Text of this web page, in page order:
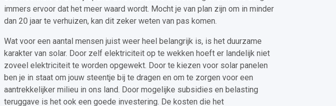
immers ervoor dat het meer waard wordt. Mocht je van plan zijn om in minder
dan 20 jaar te verhuizen, kan dit zeker weten van pas komen.
Wat voor een aantal mensen juist weer heel belangrijk is, is het duurzame
karakter van solar. Door zelf elektriciteit op te wekken hoeft er landelijk niet
zoveel elektriciteit te worden opgewekt. Door te kiezen voor solar panelen
ben je in staat om jouw steentje bij te dragen en om te zorgen voor een
aantrekkelijker milieu in ons land. Door mogelijke subsidies en belasting
teruggave is het ook een goede investering. De kosten die het